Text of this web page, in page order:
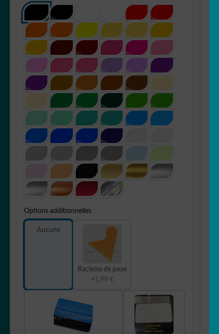
Options additionnelles
Aucune
Raclette de pose
+1,99 €